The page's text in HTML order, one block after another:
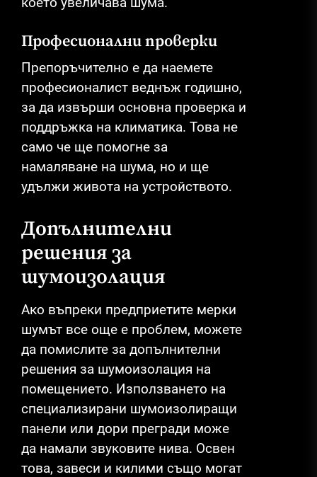
Професионални проверки
Препоръчително е да наемете
професионалист веднъж годишно,
за да извърши основна проверка и
поддръжка на климатика. Това не
само че ще помогне за
намаляване на шума, но и ще
удължи живота на устройството.
Допълнителни
решения за
шумоизолация
Ако въпреки предприетите мерки
шумът все още е проблем, можете
да помислите за допълнителни
решения за шумоизолация на
помещението. Използването на
специализирани шумоизолиращи
панели или дори прегради може
да намали звуковите нива. Освен
това, завеси и килими също могат